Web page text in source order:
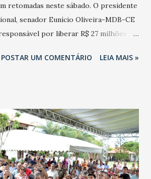
retomadas neste sábado. O presidente
senador Eunício Oliveira-MDB-CE
por liberar R$ 27 milhões
(PDT); do chefe da Casa Civil do
Cavalcante; vereadores Adail
superintendente estadual do
Meio Ambiente e dos Recursos
(Ibama), Herbert Lobo; diretor
no Ceará, Érico Jovino, e da
POSTAR UM COMENTÁRIO LEIA MAIS »